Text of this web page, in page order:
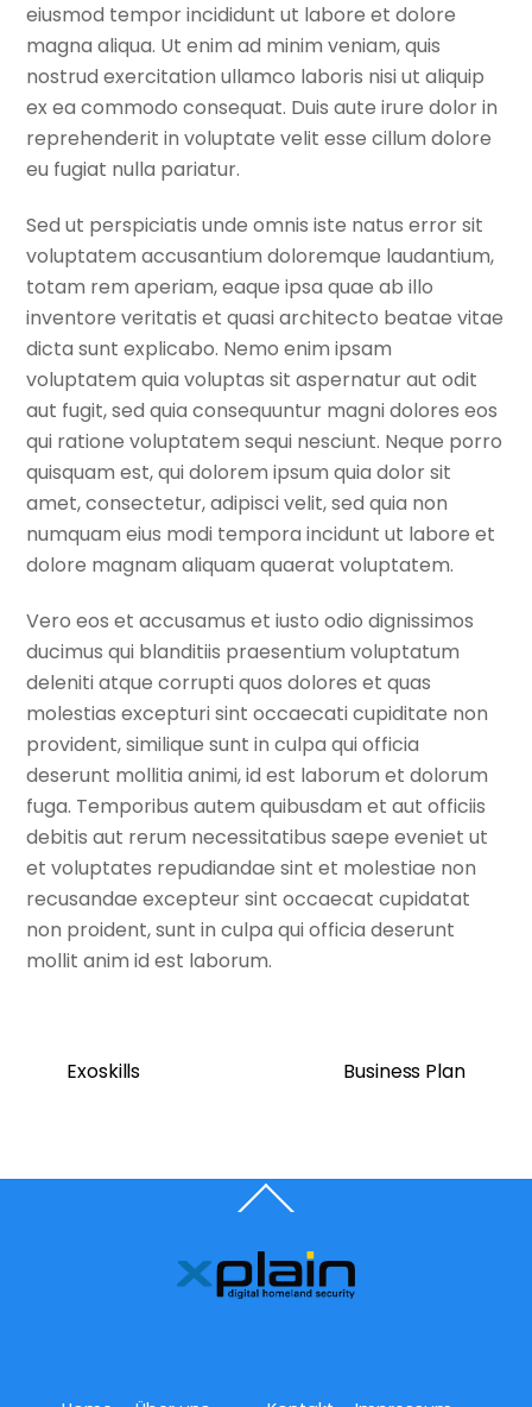
eiusmod tempor incididunt ut labore et dolore
magna aliqua. Ut enim ad minim veniam, quis
nostrud exercitation ullamco laboris nisi ut aliquip
ex ea commodo consequat. Duis aute irure dolor in
reprehenderit in voluptate velit esse cillum dolore
eu fugiat nulla pariatur.
Sed ut perspiciatis unde omnis iste natus error sit
voluptatem accusantium doloremque laudantium,
totam rem aperiam, eaque ipsa quae ab illo
inventore veritatis et quasi architecto beatae vitae
dicta sunt explicabo. Nemo enim ipsam
voluptatem quia voluptas sit aspernatur aut odit
aut fugit, sed quia consequuntur magni dolores eos
qui ratione voluptatem sequi nesciunt. Neque porro
quisquam est, qui dolorem ipsum quia dolor sit
amet, consectetur, adipisci velit, sed quia non
numquam eius modi tempora incidunt ut labore et
dolore magnam aliquam quaerat voluptatem.
Vero eos et accusamus et iusto odio dignissimos
ducimus qui blanditiis praesentium voluptatum
deleniti atque corrupti quos dolores et quas
molestias excepturi sint occaecati cupiditate non
provident, similique sunt in culpa qui officia
deserunt mollitia animi, id est laborum et dolorum
fuga. Temporibus autem quibusdam et aut officiis
debitis aut rerum necessitatibus saepe eveniet ut
et voluptates repudiandae sint et molestiae non
recusandae excepteur sint occaecat cupidatat
non proident, sunt in culpa qui officia deserunt
mollit anim id est laborum.
Exoskills Business Plan
To